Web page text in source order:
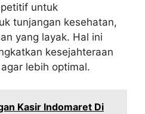
untuk
tunjangan kesehatan,
yang layak. Hal ini
kesejahteraan
lebih optimal.
Kasir Indomaret Di